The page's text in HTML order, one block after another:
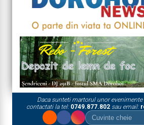
Daca sunteti martorul unor
contactati la tel: 0749.877.802sau email: